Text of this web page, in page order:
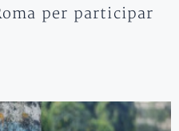
per participar